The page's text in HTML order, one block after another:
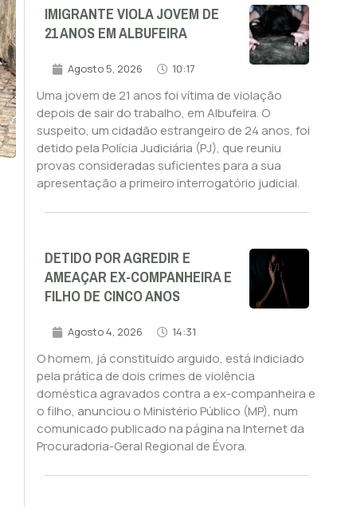
IMIGRANTE VIOLA JOVEM DE
21 ANOS EM ALBUFEIRA
Agosto 5, 2026 10:17
Uma jovem de 21 anos foi vítima de violação
depois de sair do trabalho, em Albufeira. O
suspeito, um cidadão estrangeiro de 24 anos, foi
detido pela Polícia Judiciária (PJ), que reuniu
provas consideradas suficientes para a sua
apresentação a primeiro interrogatório judicial.
DETIDO POR AGREDIR E
AMEAÇAR EX-COMPANHEIRA E
FILHO DE CINCO ANOS
Agosto 4, 2026 14:31
O homem, já constituído arguido, está indiciado
pela prática de dois crimes de violência
doméstica agravados contra a ex-companheira e
o filho, anunciou o Ministério Público (MP), num
comunicado publicado na página na Internet da
Procuradoria-Geral Regional de Évora.